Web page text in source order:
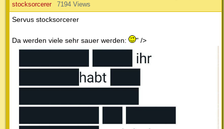
stocksorcerer
7194 Views
Servus stocksorcerer
Da werden viele sehr sauer werden: " />